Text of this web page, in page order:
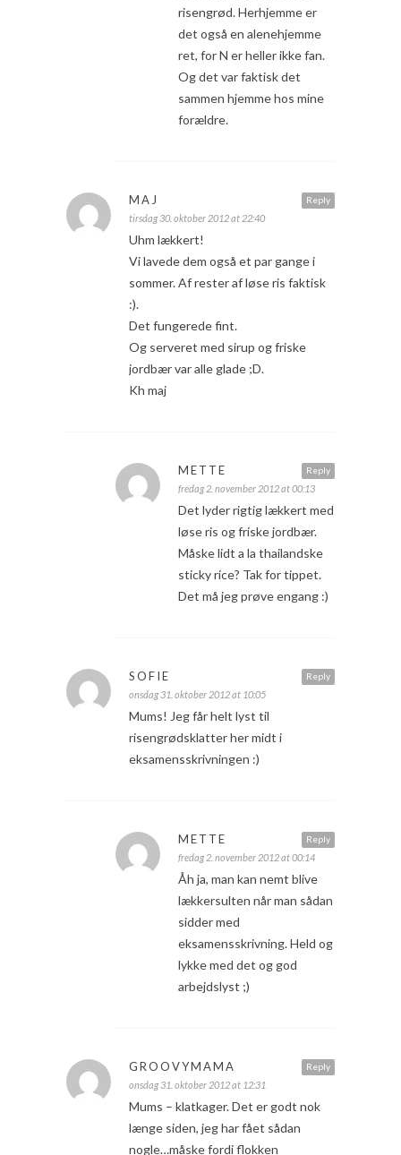
risengrød. Herhjemme er
det også en alenehjemme
ret, for N er heller ikke fan.
Og det var faktisk det
sammen hjemme hos mine
forældre.
Reply
MAJ
tirsdag 30. oktober 2012 at 22:40
Uhm lækkert!
Vi lavede dem også et par gange i
sommer. Af rester af løse ris faktisk
:).
Det fungerede fint.
Og serveret med sirup og friske
jordbær var alle glade ;D.
Kh maj
Reply
METTE
fredag 2. november 2012 at 00:13
Det lyder rigtig lækkert med
løse ris og friske jordbær.
Måske lidt a la thailandske
sticky rice? Tak for tippet.
Det må jeg prøve engang :)
Reply
SOFIE
onsdag 31. oktober 2012 at 10:05
Mums! Jeg får helt lyst til
risengrødsklatter her midt i
eksamensskrivningen :)
Reply
METTE
fredag 2. november 2012 at 00:14
Åh ja, man kan nemt blive
lækkersulten når man sådan
sidder med
eksamensskrivning. Held og
lykke med det og god
arbejdslyst ;)
Reply
GROOVYMAMA
onsdag 31. oktober 2012 at 12:31
Mums – klatkager. Det er godt nok
længe siden, jeg har fået sådan
nogle…måske fordi flokken